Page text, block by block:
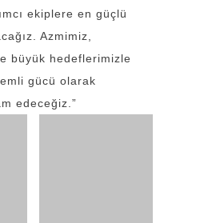
ekiplere en güçlü
Azmimiz,
büyük hedeflerimizle
gücü olarak
edeceğiz.”